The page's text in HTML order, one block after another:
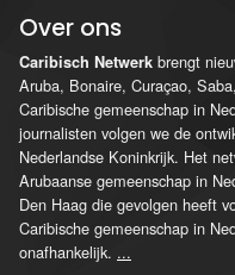
Over ons
Caribisch Netwerk brengt
Aruba, Bonaire, Curaçao,
Caribische gemeenschap in
journalisten volgen we de
Nederlandse Koninkrijk. Het
Arubaanse gemeenschap in
Den Haag die gevolgen heeft
Caribische gemeenschap in
onafhankelijk. ...